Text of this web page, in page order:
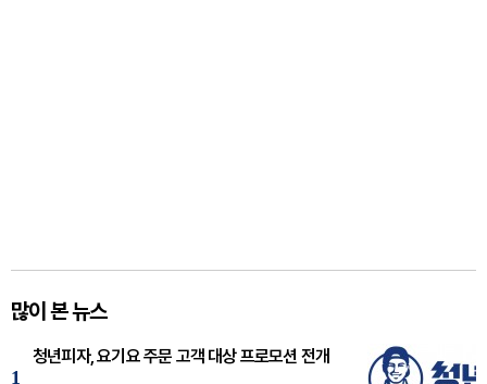
많이 본 뉴스
1
청년피자, 요기요 주문 고객 대상 프로모션 전개